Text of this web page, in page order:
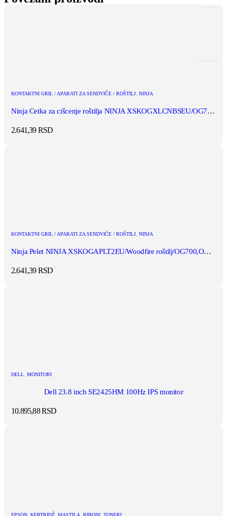
KONTAKTNI GRIL / APARATI ZA SENDVIČE / ROŠTILJ NINJA
Ninja Cetka za cišcenje roštilja NINJA XSKOGXLCNBSEU/OG701/OG850/O...
2.641,39RSD
KONTAKTNI GRIL / APARATI ZA SENDVIČE / ROŠTILJ NINJA
Ninja Pelet NINJA XSKOGAPLT2EU/Woodfire roštilj/OG700,OG800,OG900,...
2.641,39RSD
DELL MONITORI
Dell 23.8 inch SE2425HM 100Hz IPS monitor
10.895,88RSD
EPSON KERTRIDŽ MASTILA RIBONI TONERI